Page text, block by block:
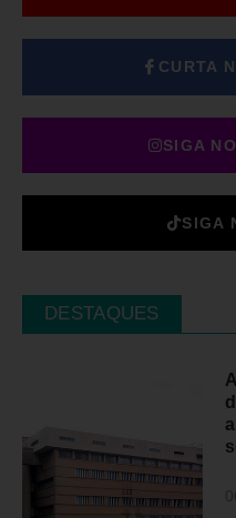
CURTA
SIGA
SIGA
DESTAQUES